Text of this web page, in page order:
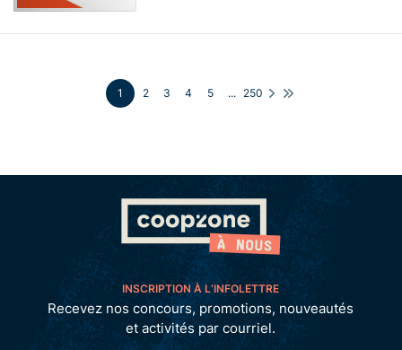
1 2 3 4 5 ... 250
INSCRIPTION À L’INFOLETTRE
Recevez nos concours, promotions, nouveautés
et activités par courriel.